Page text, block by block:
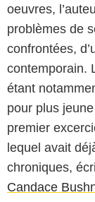
oeuvres,
problèmes de
confrontées,
contemporain.
étant
pour plus
premier
lequel avait
chroniques,
Candace